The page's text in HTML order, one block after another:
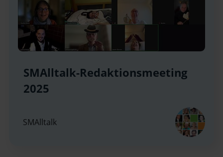
SMAlltalk-Redaktionsmeeting
2025
SMAlltalk